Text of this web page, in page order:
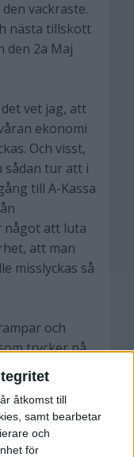
åtkomst till
samt bearbetar
och
för
vackraste.
nästa tillskott
den 2a Maj
vet jag, att
ekonomi
Och visst,
sådan tur att i
till A-Kassa
något att luta
att man
misslyckas så
och
trycker på
om att
av,
inte våga
att få
sida.